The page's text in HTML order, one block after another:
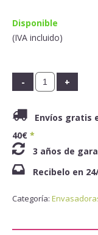
Disponible
(IVA incluido)
Envíos gratis
40€ *
3 años de
Recibelo en
Categoría: